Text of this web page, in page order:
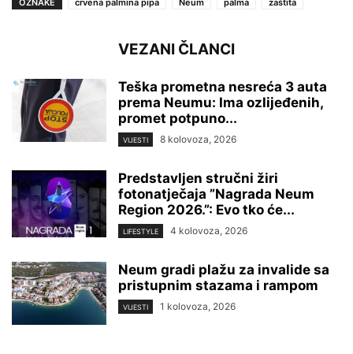
OZNAKE crvena palmina pipa Neum palma zaštita
VEZANI ČLANCI
Teška prometna nesreća 3 auta
prema Neumu: Ima ozlijeđenih,
promet potpuno...
VIJESTI 8 kolovoza, 2026
Predstavljen stručni žiri
fotonatječaja ”Nagrada Neum
Region 2026.”: Evo tko će...
LIFESTYLE 4 kolovoza, 2026
Neum gradi plažu za invalide sa
pristupnim stazama i rampom
VIJESTI 1 kolovoza, 2026